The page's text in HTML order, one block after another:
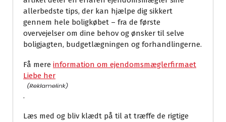
allerbedste tips, der kan hjælpe dig sikkert
gennem hele boligkøbet – fra de første
overvejelser om dine behov og ønsker til selve
boligjagten, budgetlægningen og forhandlingerne.
Få mere information om ejendomsmæglerfirmaet
Liebe her
.
Læs med og bliv klædt på til at træffe de rigtige